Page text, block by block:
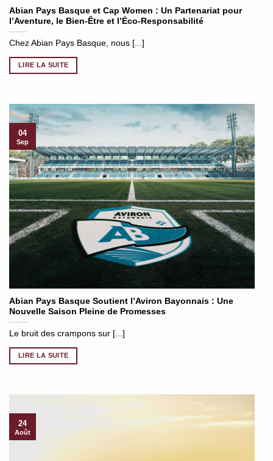
Abian Pays Basque et Cap Women : Un Partenariat pour
l’Aventure, le Bien-Être et l’Éco-Responsabilité
Chez Abian Pays Basque, nous [...]
LIRE LA SUITE
Abian Pays Basque Soutient l’Aviron Bayonnais : Une
Nouvelle Saison Pleine de Promesses
Le bruit des crampons sur [...]
LIRE LA SUITE
04
Sep
24
Août